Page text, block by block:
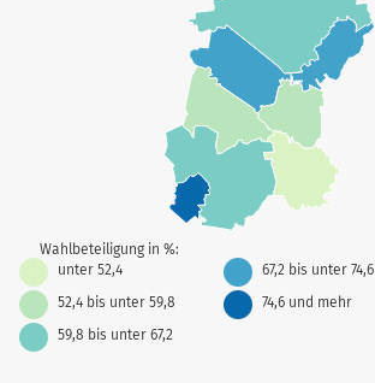
Wahlbeteiligung in %:
unter 52,4
52,4 bis unter 59,8
59,8 bis unter 67,2
67,2 bis unter 74,6
74,6 und mehr